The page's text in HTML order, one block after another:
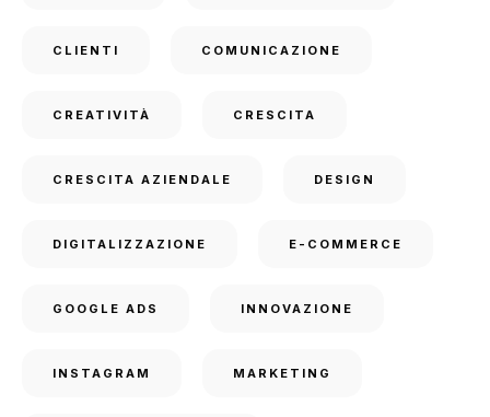
CLIENTI COMUNICAZIONE
CREATIVITÀ CRESCITA
CRESCITA AZIENDALE DESIGN
DIGITALIZZAZIONE E-COMMERCE
GOOGLE ADS INNOVAZIONE
INSTAGRAM MARKETING